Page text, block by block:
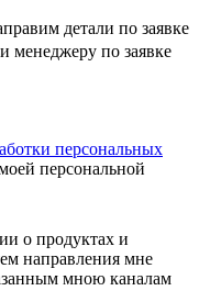
детали по заявке
менеджеру по заявке
персональных
персональной
о продуктах и
направления мне
мною каналам